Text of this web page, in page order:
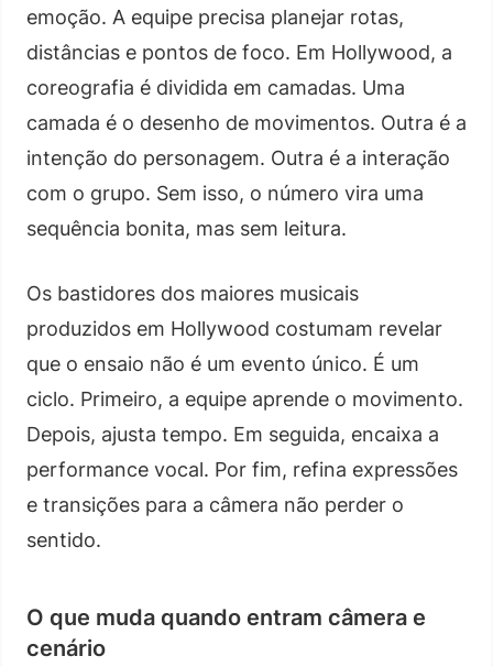
emoção. A equipe precisa planejar rotas,
distâncias e pontos de foco. Em Hollywood, a
coreografia é dividida em camadas. Uma
camada é o desenho de movimentos. Outra é a
intenção do personagem. Outra é a interação
com o grupo. Sem isso, o número vira uma
sequência bonita, mas sem leitura.
Os bastidores dos maiores musicais
produzidos em Hollywood costumam revelar
que o ensaio não é um evento único. É um
ciclo. Primeiro, a equipe aprende o movimento.
Depois, ajusta tempo. Em seguida, encaixa a
performance vocal. Por fim, refina expressões
e transições para a câmera não perder o
sentido.
O que muda quando entram câmera e
cenário